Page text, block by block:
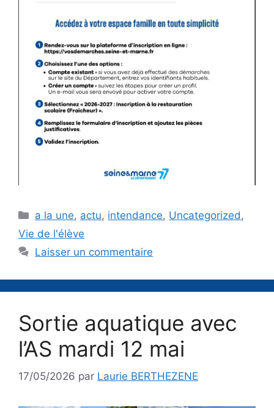
Catégories
a la une, actu, intendance, Uncategorized,
Vie de l'élève
Laisser un commentaire
Sortie aquatique avec
l’AS mardi 12 mai
17/05/2026 par Laurie BERTHEZENE